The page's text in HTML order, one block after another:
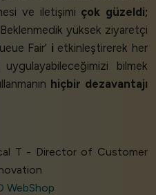
ve iletişimi çok güzeldi;
Beklenmedik yüksek ziyaretçi
Fair' i etkinleştirerek her
bilmek
hiçbir dezavantajı
T - Director of Customer
WebShop